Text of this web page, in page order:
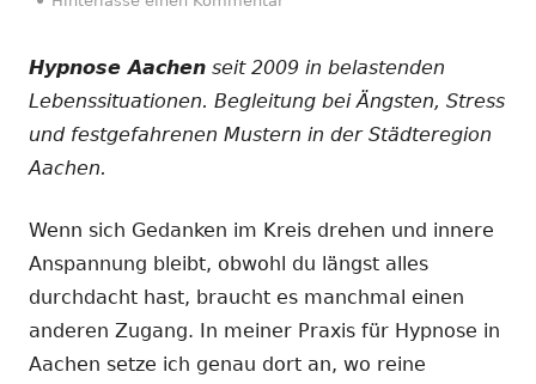
Hypnose Aachen seit 2009 in belastenden
Lebenssituationen. Begleitung bei Ängsten, Stress
und festgefahrenen Mustern in der Städteregion
Aachen.
Wenn sich Gedanken im Kreis drehen und innere
Anspannung bleibt, obwohl du längst alles
durchdacht hast, braucht es manchmal einen
anderen Zugang. In meiner Praxis für Hypnose in
Aachen setze ich genau dort an, wo reine